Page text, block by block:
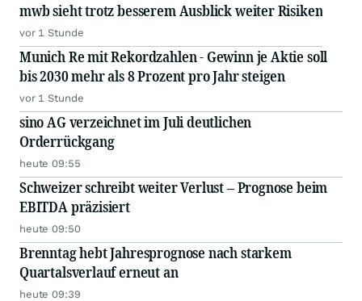
mwb sieht trotz besserem Ausblick weiter Risiken
vor 1 Stunde
Munich Re mit Rekordzahlen - Gewinn je Aktie soll
bis 2030 mehr als 8 Prozent pro Jahr steigen
vor 1 Stunde
sino AG verzeichnet im Juli deutlichen
Orderrückgang
heute 09:55
Schweizer schreibt weiter Verlust – Prognose beim
EBITDA präzisiert
heute 09:50
Brenntag hebt Jahresprognose nach starkem
Quartalsverlauf erneut an
heute 09:39